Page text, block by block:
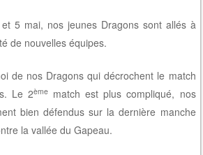
5 mai, nos jeunes Dragons sont allés à
de nouvelles équipes.
de nos Dragons qui décrochent le match
Le 2ème match est plus compliqué, nos
bien défendus sur la dernière manche
la vallée du Gapeau.